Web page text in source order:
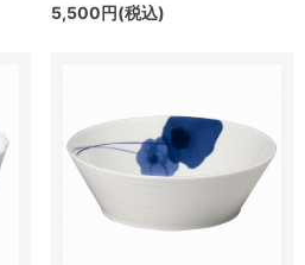
5,500円(税込)